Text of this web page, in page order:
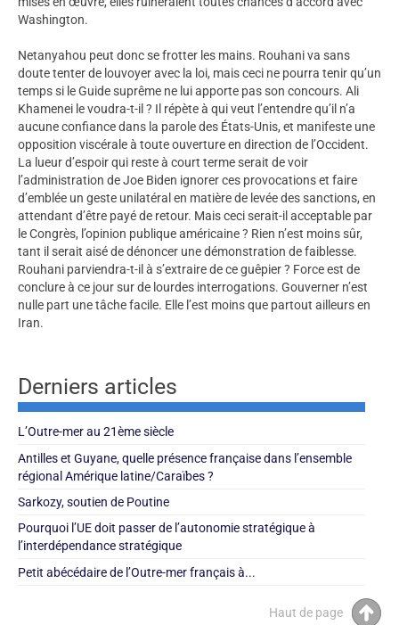
Washington.
Netanyahou peut donc se frotter les mains. Rouhani va sans
doute tenter de louvoyer avec la loi, mais ceci ne pourra tenir qu’un
temps si le Guide suprême ne lui apporte pas son concours. Ali
Khamenei le voudra-t-il ? Il répète à qui veut l’entendre qu’il n’a
aucune confiance dans la parole des États-Unis, et manifeste une
opposition viscérale à toute ouverture en direction de l’Occident.
La lueur d’espoir qui reste à court terme serait de voir
l’administration de Joe Biden ignorer ces provocations et faire
d’emblée un geste unilatéral en matière de levée des sanctions, en
attendant d’être payé de retour. Mais ceci serait-il acceptable par
le Congrès, l’opinion publique américaine ? Rien n’est moins sûr,
tant il serait aisé de dénoncer une démonstration de faiblesse.
Rouhani parviendra-t-il à s’extraire de ce guêpier ? Force est de
conclure à ce jour sur de lourdes interrogations. Gouverner n’est
nulle part une tâche facile. Elle l’est moins que partout ailleurs en
Iran.
Derniers articles
L’Outre-mer au 21ème siècle
Antilles et Guyane, quelle présence française dans l’ensemble
régional Amérique latine/Caraïbes ?
Sarkozy, soutien de Poutine
Pourquoi l’UE doit passer de l’autonomie stratégique à
l’interdépendance stratégique
Petit abécédaire de l’Outre-mer français à...
Haut de page